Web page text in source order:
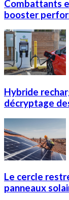
Combattants
booster
Hybride
décryptage
Le cercle
panneaux